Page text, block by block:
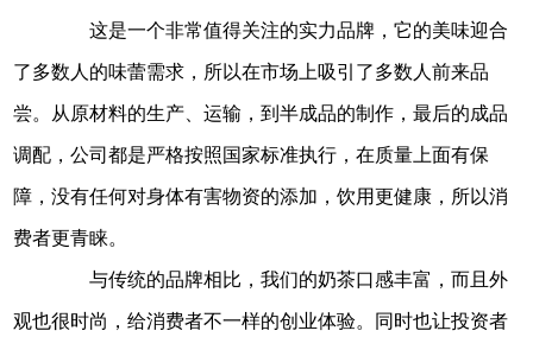
这是一个非常值得关注的实力品牌，它的美味迎合
了多数人的味蕾需求，所以在市场上吸引了多数人前来品
尝。从原材料的生产、运输，到半成品的制作，最后的成品
调配，公司都是严格按照国家标准执行，在质量上面有保
障，没有任何对身体有害物资的添加，饮用更健康，所以消
费者更青睐。
与传统的品牌相比，我们的奶茶口感丰富，而且外
观也很时尚，给消费者不一样的创业体验。同时也让投资者